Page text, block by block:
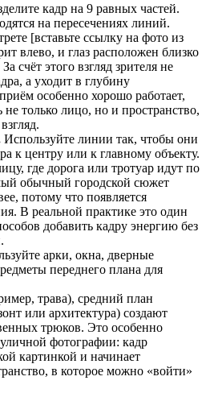
кадр на 9 равных частей.
на пересечениях линий.
[вставьте ссылку на фото из
влево, и глаз расположен близко
счёт этого взгляд зрителя не
а уходит в глубину
особенно хорошо работает,
не только лицо, но и пространство,
Используйте линии так, чтобы они
к центру или к главному объекту.
где дорога или тротуар идут по
обычный городской сюжет
потому что появляется
В реальной практике это один
добавить кадру энергию без
арки, окна, дверные
переднего плана для
трава), средний план
или архитектура) создают
трюков. Это особенно
фотографии: кадр
картинкой и начинает
в которое можно «войти»